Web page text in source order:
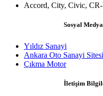
Accord, City, Civic,
Sosyal
Yıldız Sanayi
Ankara Oto Sanayi Sitesi
Çıkma Motor
İletişim